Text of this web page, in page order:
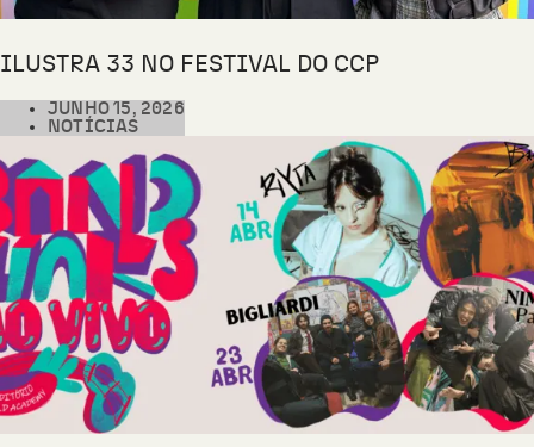
ILUSTRA 33 NO FESTIVAL DO CCP
JUNHO 15, 2026
NOTÍCIAS